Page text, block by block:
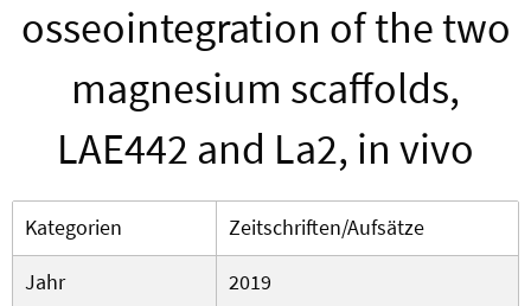
osseointegration of the two
magnesium scaffolds,
LAE442 and La2, in vivo
Kategorien
Zeitschriften/Aufsätze
Jahr
2019